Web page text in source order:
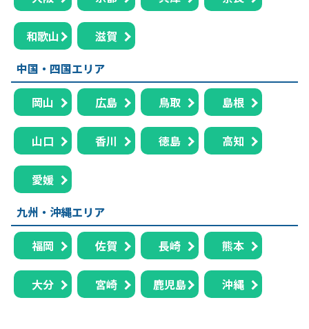
和歌山
滋賀
中国・四国エリア
岡山 広島 鳥取 島根
山口 香川 徳島 高知
愛媛
九州・沖縄エリア
福岡 佐賀 長崎 熊本
大分 宮崎 鹿児島 沖縄